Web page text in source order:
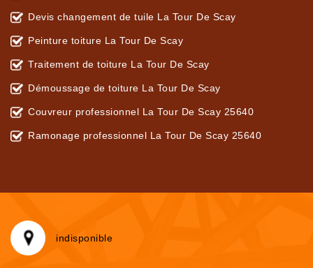
Devis changement de tuile La Tour De Scay
Peinture toiture La Tour De Scay
Traitement de toiture La Tour De Scay
Démoussage de toiture La Tour De Scay
Couvreur professionnel La Tour De Scay 25640
Ramonage professionnel La Tour De Scay 25640
indisponible